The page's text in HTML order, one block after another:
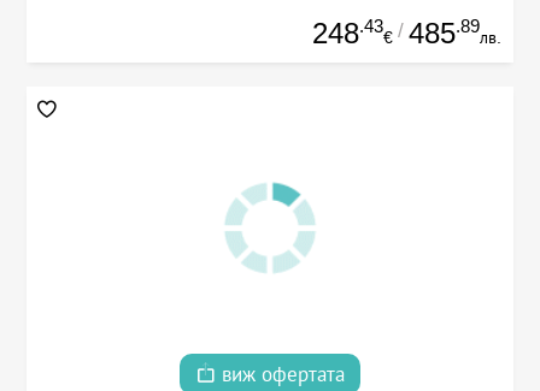
248.43
€ / 485.89
лв.
виж офертата